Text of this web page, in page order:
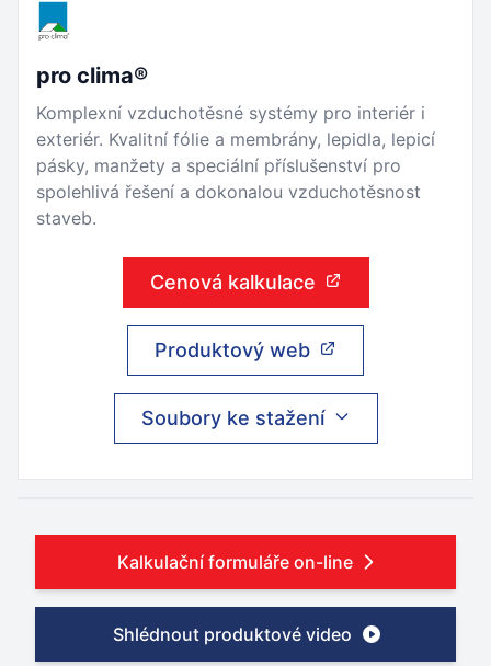
pro clima®
Komplexní vzduchotěsné systémy pro interiér i
exteriér. Kvalitní fólie a membrány, lepidla, lepicí
pásky, manžety a speciální příslušenství pro
spolehlivá řešení a dokonalou vzduchotěsnost
staveb.
Soubory ke stažení
Produktový web
Cenová kalkulace
Kalkulační formuláře on-line
Shlédnout produktové video